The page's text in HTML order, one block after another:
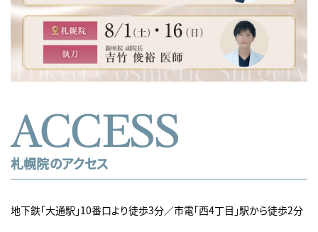
ACCESS
札幌院のアクセス
地下鉄「大通駅」10番口より徒歩3分／市電「西4丁目」駅から徒歩2分